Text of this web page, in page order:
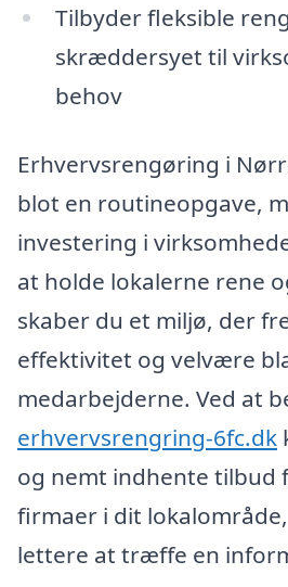
Tilbyder fleksible
skræddersyet til
behov
Erhvervsrengøring i
blot en routineopgave,
investering i
at holde lokalerne rene
skaber du et miljø, der
effektivitet og velvære
medarbejderne. Ved at
erhvervsrengring-6fc.dk
og nemt indhente tilbud
firmaer i dit
lettere at træffe en